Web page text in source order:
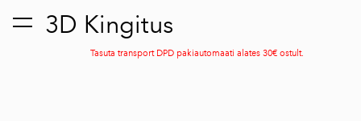
3D Kingitus
Tasuta transport DPD pakiautomaati alates 30€ ostult.
lisati ostukorvi. Vaata ostukorvi